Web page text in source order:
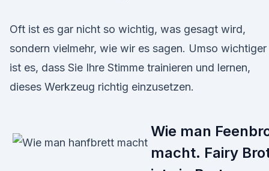
Oft ist es gar nicht so wichtig, was gesagt wird,
sondern vielmehr, wie wir es sagen. Umso wichtiger
ist es, dass Sie Ihre Stimme trainieren und lernen,
dieses Werkzeug richtig einzusetzen.
Wie man
macht. Fairy